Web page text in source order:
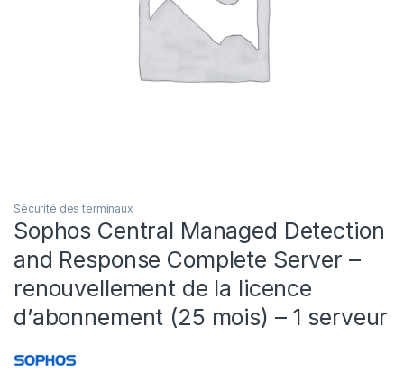
Sécurité des terminaux
Sophos Central Managed Detection
and Response Complete Server –
renouvellement de la licence
d’abonnement (25 mois) – 1 serveur